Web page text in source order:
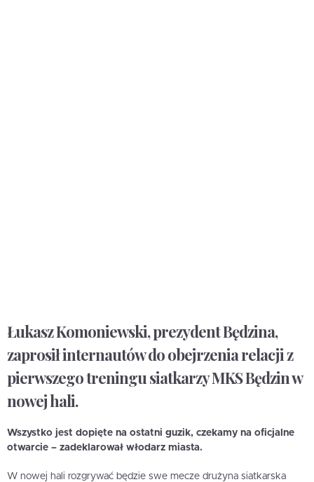
Łukasz Komoniewski, prezydent Będzina,
zaprosił internautów do obejrzenia relacji z
pierwszego treningu siatkarzy MKS Będzin w
nowej hali.
Wszystko jest dopięte na ostatni guzik, czekamy na oficjalne
otwarcie – zadeklarował włodarz miasta.
W nowej hali rozgrywać będzie swe mecze drużyna siatkarska